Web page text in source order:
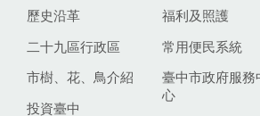
歷史沿革
二十九區行政區
市樹、花、鳥介紹
投資臺中
福利及照護
常用便民系統
臺中市政府服務
心